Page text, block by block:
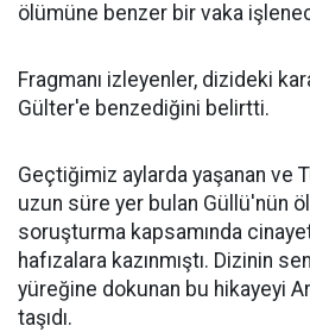
ölümüne benzer bir vaka
Fragmanı izleyenler, dizideki
Gülter'e benzediğini belirtti.
Geçtiğimiz aylarda yaşanan ve
uzun süre yer bulan Güllü'nün
soruşturma kapsamında
hafızalara kazınmıştı. Dizinin
yüreğine dokunan bu hikayeyi
taşıdı.